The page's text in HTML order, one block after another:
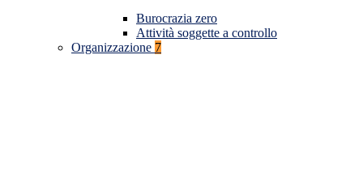
Burocrazia zero
Attività soggette a controllo
Organizzazione 7